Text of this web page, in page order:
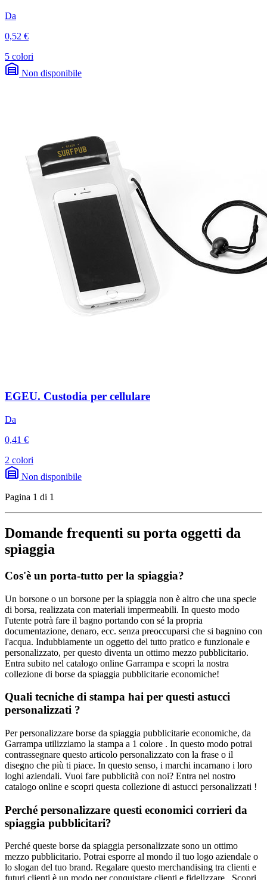
Da
0,52 €
5 colori
Non disponibile
EGEU. Custodia per cellulare
Da
0,41 €
2 colori
Non disponibile
Pagina 1 di 1
Domande frequenti su porta oggetti da
spiaggia
Cos'è un porta-tutto per la spiaggia?
Un borsone o un borsone per la spiaggia non è altro che una specie
di borsa, realizzata con materiali impermeabili. In questo modo
l'utente potrà fare il bagno portando con sé la propria
documentazione, denaro, ecc. senza preoccuparsi che si bagnino con
l'acqua. Indubbiamente un oggetto del tutto pratico e funzionale e
personalizzato, per questo diventa un ottimo mezzo pubblicitario.
Entra subito nel catalogo online Garrampa e scopri la nostra
collezione di borse da spiaggia pubblicitarie economiche!
Quali tecniche di stampa hai per questi astucci
personalizzati ?
Per personalizzare borse da spiaggia pubblicitarie economiche, da
Garrampa utilizziamo la stampa a 1 colore . In questo modo potrai
contrassegnare questo articolo personalizzato con la frase o il
disegno che più ti piace. In questo senso, i marchi incarnano i loro
loghi aziendali. Vuoi fare pubblicità con noi? Entra nel nostro
catalogo online e scopri questa collezione di astucci personalizzati !
Perché personalizzare questi economici corrieri da
spiaggia pubblicitari?
Perché queste borse da spiaggia personalizzate sono un ottimo
mezzo pubblicitario. Potrai esporre al mondo il tuo logo aziendale o
lo slogan del tuo brand. Regalare questo merchandising tra clienti e